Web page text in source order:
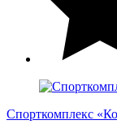
Спорткомплекс